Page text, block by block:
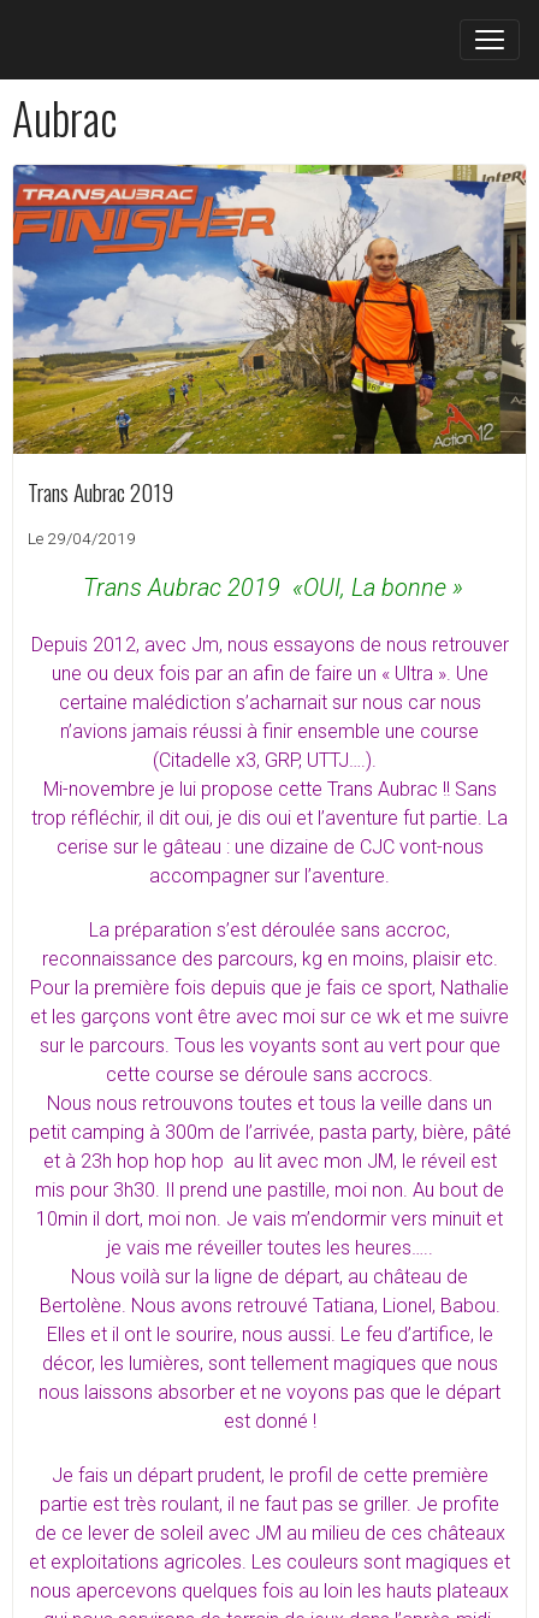
Aubrac
Trans Aubrac 2019
Le 29/04/2019
Trans Aubrac 2019 «OUI, La bonne »
Depuis 2012, avec Jm, nous essayons de nous retrouver
une ou deux fois par an afin de faire un « Ultra ». Une
certaine malédiction s’acharnait sur nous car nous
n’avions jamais réussi à finir ensemble une course
(Citadelle x3, GRP, UTTJ….).
Mi-novembre je lui propose cette Trans Aubrac !! Sans
trop réfléchir, il dit oui, je dis oui et l’aventure fut partie. La
cerise sur le gâteau : une dizaine de CJC vont-nous
accompagner sur l’aventure.
La préparation s’est déroulée sans accroc,
reconnaissance des parcours, kg en moins, plaisir etc.
Pour la première fois depuis que je fais ce sport, Nathalie
et les garçons vont être avec moi sur ce wk et me suivre
sur le parcours. Tous les voyants sont au vert pour que
cette course se déroule sans accrocs.
Nous nous retrouvons toutes et tous la veille dans un
petit camping à 300m de l’arrivée, pasta party, bière, pâté
et à 23h hop hop hop au lit avec mon JM, le réveil est
mis pour 3h30. Il prend une pastille, moi non. Au bout de
10min il dort, moi non. Je vais m’endormir vers minuit et
je vais me réveiller toutes les heures…..
Nous voilà sur la ligne de départ, au château de
Bertolène. Nous avons retrouvé Tatiana, Lionel, Babou.
Elles et il ont le sourire, nous aussi. Le feu d’artifice, le
décor, les lumières, sont tellement magiques que nous
nous laissons absorber et ne voyons pas que le départ
est donné !
Je fais un départ prudent, le profil de cette première
partie est très roulant, il ne faut pas se griller. Je profite
de ce lever de soleil avec JM au milieu de ces châteaux
et exploitations agricoles. Les couleurs sont magiques et
nous apercevons quelques fois au loin les hauts plateaux